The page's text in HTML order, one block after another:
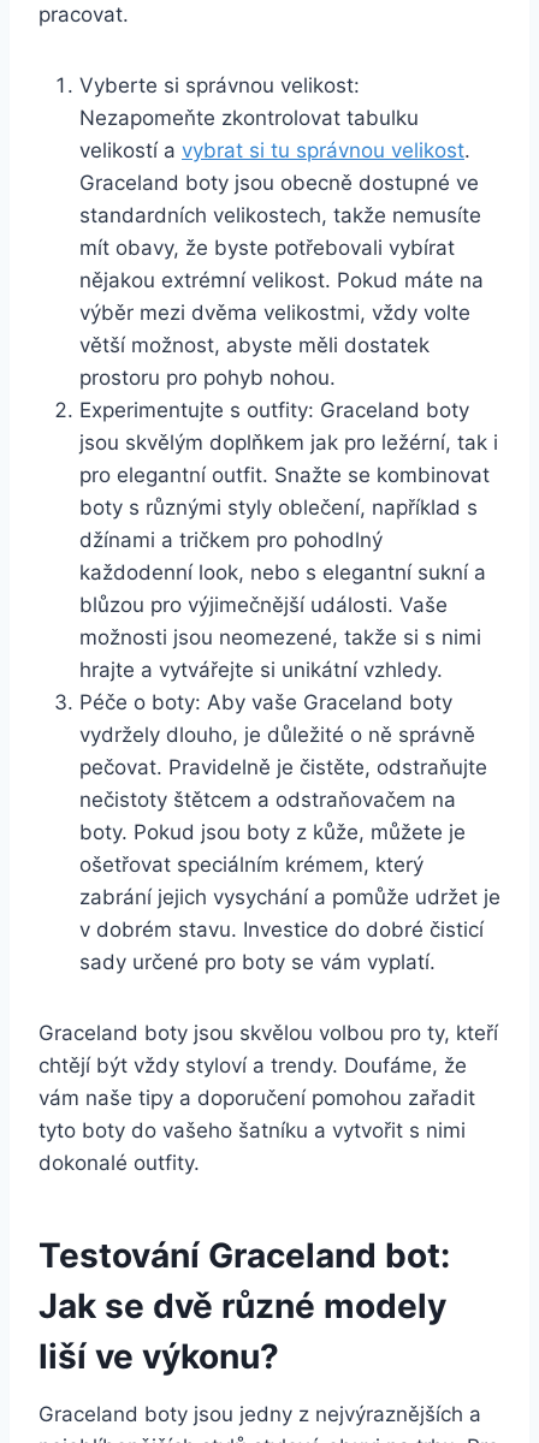
pracovat.
Vyberte si správnou velikost:⁣
Nezapomeňte zkontrolovat tabulku
velikostí⁤ a vybrat​ si tu správnou velikost.
⁣Graceland ‌boty ⁤jsou obecně dostupné ve
standardních​ velikostech, takže nemusíte
mít ⁣obavy, že ⁢byste⁢ potřebovali vybírat
nějakou extrémní velikost. ⁣Pokud máte⁤ na
výběr mezi ​dvěma velikostmi,⁤ vždy volte
větší ⁣možnost,⁤ abyste měli dostatek
prostoru ⁣pro pohyb nohou.
Experimentujte s outfity: Graceland boty
jsou skvělým⁢ doplňkem jak⁣ pro ležérní, tak i
pro ⁣elegantní outfit. Snažte se kombinovat
boty s různými styly oblečení, ‌například s
džínami ⁣a tričkem pro pohodlný‍
každodenní look, nebo s elegantní sukní‍ a
blůzou pro výjimečnější události. Vaše
možnosti jsou neomezené,⁣ takže si s nimi
hrajte⁢ a vytvářejte si ⁣unikátní vzhledy.
Péče o boty: Aby vaše ​Graceland​ boty
⁣vydržely dlouho, ⁣je důležité o ně správně⁣
pečovat. Pravidelně je čistěte, odstraňujte
‌nečistoty ⁢štětcem ⁢a odstraňovačem ‍na
⁣boty. Pokud jsou ‍boty‌ z kůže, můžete je
ošetřovat speciálním krémem, který
zabrání jejich vysychání a ‌pomůže udržet ⁢je⁢
v dobrém stavu. Investice do ​dobré čisticí​
sady určené pro⁣ boty se vám vyplatí.
Graceland boty⁢ jsou skvělou volbou⁣ pro ty, kteří
chtějí být⁣ vždy​ styloví a trendy. Doufáme, ⁤že
vám naše‌ tipy a doporučení pomohou zařadit
tyto boty do vašeho šatníku a vytvořit ‌s nimi
dokonalé outfity.
Testování Graceland bot:
Jak se dvě různé modely
liší ve výkonu?
Graceland boty ⁢jsou jedny z nejvýraznějších a